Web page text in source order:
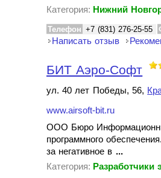
Категория: Нижний
Телефон +7 (831) 276-25-55
Написать отзыв
БИТ Аэро-Софт
ул. 40 лет Победы, 56,
www.airsoft-bit.ru
ООО Бюро
программного
за негативное в ...
Категория: Разработчики